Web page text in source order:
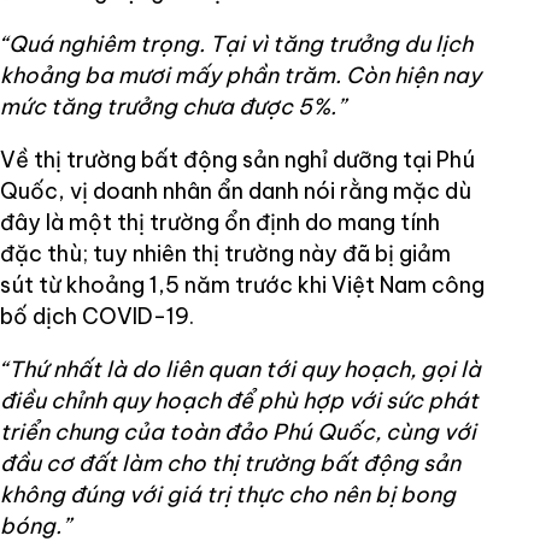
“Quá nghiêm trọng. Tại vì tăng trưởng du lịch
khoảng ba mươi mấy phần trăm. Còn hiện nay
mức tăng trưởng chưa được 5%.”
Về thị trường bất động sản nghỉ dưỡng tại Phú
Quốc, vị doanh nhân ẩn danh nói rằng mặc dù
đây là một thị trường ổn định do mang tính
đặc thù; tuy nhiên thị trường này đã bị giảm
sút từ khoảng 1,5 năm trước khi Việt Nam công
bố dịch COVID-19.
“Thứ nhất là do liên quan tới quy hoạch, gọi là
điều chỉnh quy hoạch để phù hợp với sức phát
triển chung của toàn đảo Phú Quốc, cùng với
đầu cơ đất làm cho thị trường bất động sản
không đúng với giá trị thực cho nên bị bong
bóng.”